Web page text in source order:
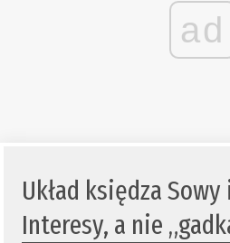
ad
Układ księdza
Interesy, a nie